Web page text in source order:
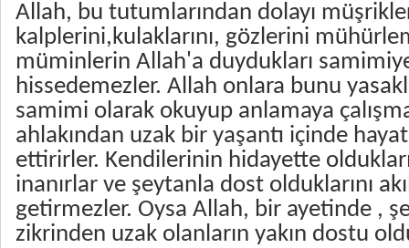
Allah, bu tutumlarından dolayı
kalplerini,kulaklarını, gözlerini
müminlerin Allah'a duydukları
hissedemezler. Allah onlara bunu
samimi olarak okuyup anlamaya
ahlakından uzak bir yaşantı içinde
ettirirler. Kendilerinin hidayette
inanırlar ve şeytanla dost olduklarını
getirmezler. Oysa Allah, bir ayetinde ,
zikrinden uzak olanların yakın dostu